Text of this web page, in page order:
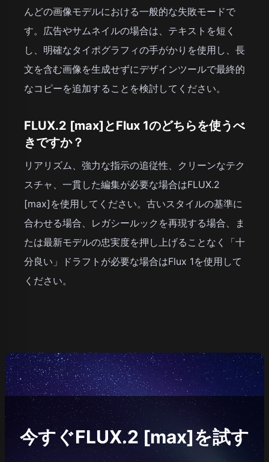
んどの画像モデルにおける一般的な失敗モードで
す。広告やサムネイルの場合は、テキストを短く
し、明確なタイポグラフィの手がかりを使用し、長
文を含む画像を生成せずにデザインツールで最終的
なコピーを追加することを検討してください。
FLUX.2 [max]とFlux 1のどちらを使うべ
きですか？
リアリズム、強力な指示の追従性、クリーンなテク
スチャ、一貫した編集が必要な場合はFLUX.2
[max]を使用してください。古いスタイルの基準に
合わせる場合、レガシールックを再現する場合、ま
たは最新モデルの忠実度を押し上げることなく「十
分良い」ドラフトが必要な場合はFlux 1を使用して
ください。
今すぐFLUX.2 [max]を試す